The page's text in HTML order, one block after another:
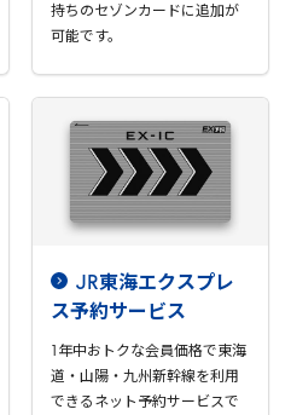
持ちのセゾンカードに追加が
可能です。
JR東海エクスプレ
ス予約サービス
年中おトクな会員価格で東海
道・山陽・九州新幹線を利用
できるネット予約サービスで